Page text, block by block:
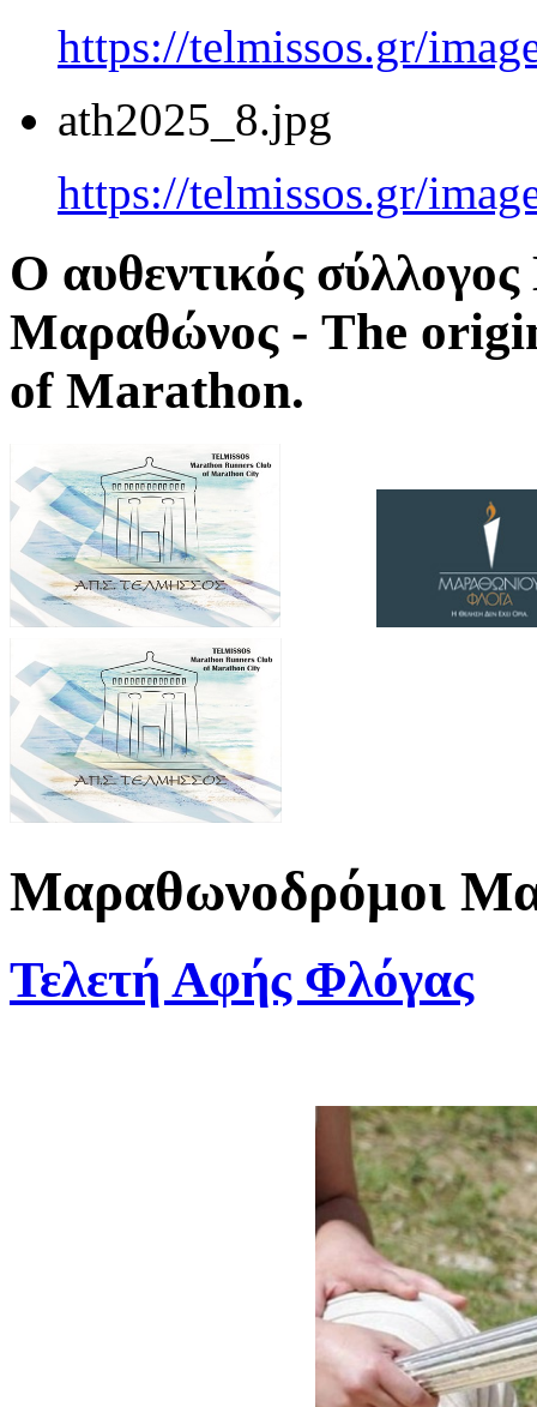
https://telmissos.gr/
ath2025_8.jpg
https://telmissos.gr/
Ο αυθεντικός
Μαραθώνος - The
of Marathon.
Μαραθωνοδρόμοι
Τελετή Αφής Φλόγας